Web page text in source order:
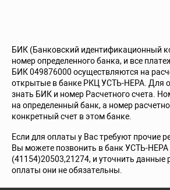
БИК (Банковский идентификационный
номер определенного банка, и все
БИК 049876000 осуществляются на
открытые в банке РКЦ УСТЬ-НЕРА. Для
знать БИК и номер Расчетного счета.
на определенный банк, а номер
конкретный счет в этом банке.
Если для оплаты у Вас требуют прочие
Вы можете позвонить в банк УСТЬ-НЕРА
(41154)20503,21274, и уточнить данные
оплаты они не обязательны.